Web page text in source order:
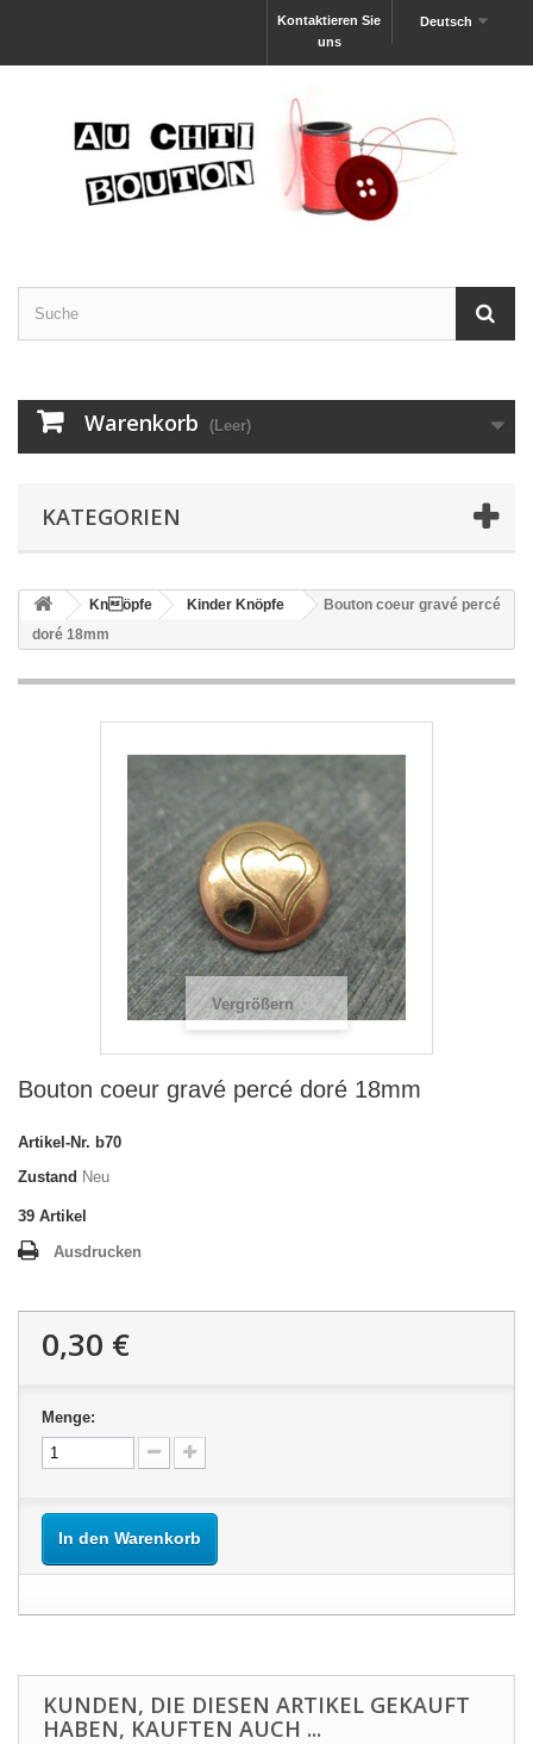
Deutsch
Kontaktieren Sie
uns
Warenkorb (Leer)
KATEGORIEN
Knöpfe Kinder Knöpfe
Bouton coeur gravé percé
doré 18mm
Vergrößern
Bouton coeur gravé percé doré 18mm
Artikel-Nr. b70
Zustand Neu
39 Artikel
Ausdrucken
0,30 €
Menge:
In den Warenkorb
KUNDEN, DIE DIESEN ARTIKEL GEKAUFT
HABEN, KAUFTEN AUCH ...